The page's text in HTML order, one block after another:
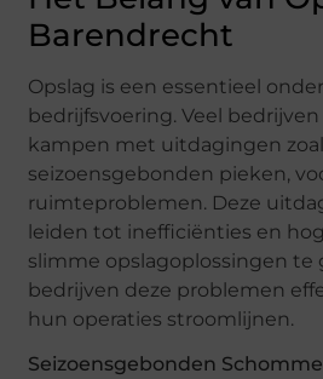
Barendrecht
Opslag is een essentieel
bedrijfsvoering. Veel
kampen met uitdagingen
seizoensgebonden pieken,
ruimteproblemen. Deze
leiden tot inefficiënties en
slimme opslagoplossingen te
bedrijven deze problemen
hun operaties stroomlijnen.
Seizoensgebonden